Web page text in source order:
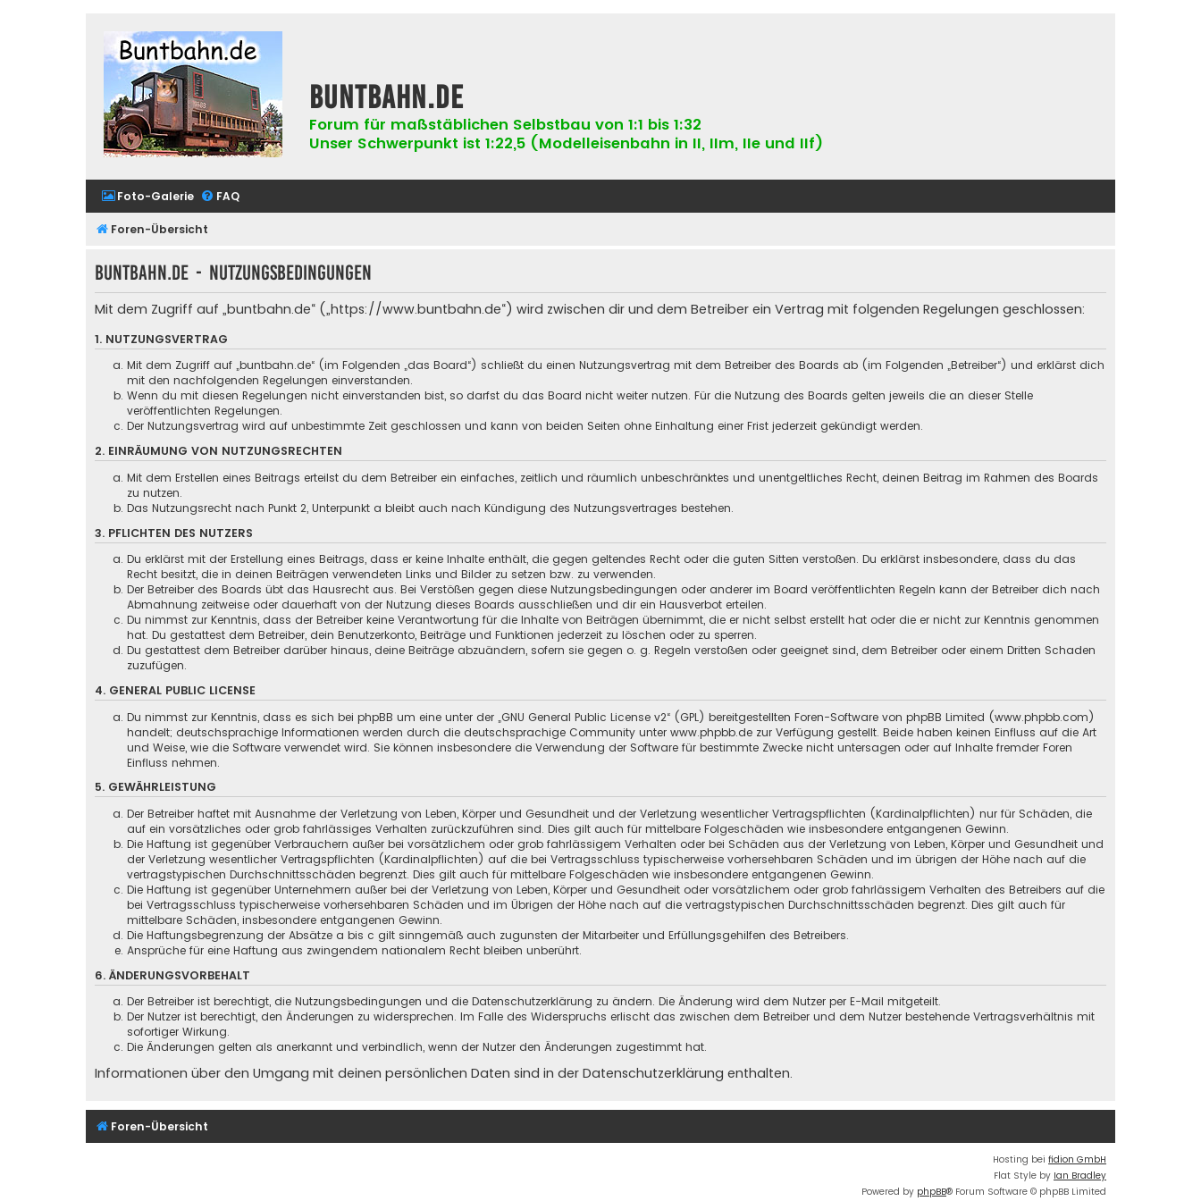
buntbahn.de
Forum für maßstäblichen Selbstbau von 1:1 bis 1:32
Unser Schwerpunkt ist 1:22,5 (Modelleisenbahn in II, IIm, IIe und IIf)
Foto-Galerie FAQ
Foren-Übersicht
buntbahn.de - Nutzungsbedingungen
Mit dem Zugriff auf „buntbahn.de“ („https://www.buntbahn.de“) wird zwischen dir und dem Betreiber ein Vertrag mit folgenden Regelungen geschlossen:
1. NUTZUNGSVERTRAG
Mit dem Zugriff auf „buntbahn.de“ (im Folgenden „das Board“) schließt du einen Nutzungsvertrag mit dem Betreiber des Boards ab (im Folgenden „Betreiber“) und erklärst dich
mit den nachfolgenden Regelungen einverstanden.
Wenn du mit diesen Regelungen nicht einverstanden bist, so darfst du das Board nicht weiter nutzen. Für die Nutzung des Boards gelten jeweils die an dieser Stelle
veröffentlichten Regelungen.
Der Nutzungsvertrag wird auf unbestimmte Zeit geschlossen und kann von beiden Seiten ohne Einhaltung einer Frist jederzeit gekündigt werden.
2. EINRÄUMUNG VON NUTZUNGSRECHTEN
Mit dem Erstellen eines Beitrags erteilst du dem Betreiber ein einfaches, zeitlich und räumlich unbeschränktes und unentgeltliches Recht, deinen Beitrag im Rahmen des Boards
zu nutzen.
Das Nutzungsrecht nach Punkt 2, Unterpunkt a bleibt auch nach Kündigung des Nutzungsvertrages bestehen.
3. PFLICHTEN DES NUTZERS
Du erklärst mit der Erstellung eines Beitrags, dass er keine Inhalte enthält, die gegen geltendes Recht oder die guten Sitten verstoßen. Du erklärst insbesondere, dass du das
Recht besitzt, die in deinen Beiträgen verwendeten Links und Bilder zu setzen bzw. zu verwenden.
Der Betreiber des Boards übt das Hausrecht aus. Bei Verstößen gegen diese Nutzungsbedingungen oder anderer im Board veröffentlichten Regeln kann der Betreiber dich nach
Abmahnung zeitweise oder dauerhaft von der Nutzung dieses Boards ausschließen und dir ein Hausverbot erteilen.
Du nimmst zur Kenntnis, dass der Betreiber keine Verantwortung für die Inhalte von Beiträgen übernimmt, die er nicht selbst erstellt hat oder die er nicht zur Kenntnis genommen
hat. Du gestattest dem Betreiber, dein Benutzerkonto, Beiträge und Funktionen jederzeit zu löschen oder zu sperren.
Du gestattest dem Betreiber darüber hinaus, deine Beiträge abzuändern, sofern sie gegen o. g. Regeln verstoßen oder geeignet sind, dem Betreiber oder einem Dritten Schaden
zuzufügen.
4. GENERAL PUBLIC LICENSE
Du nimmst zur Kenntnis, dass es sich bei phpBB um eine unter der „GNU General Public License v2“ (GPL) bereitgestellten Foren-Software von phpBB Limited (www.phpbb.com)
handelt; deutschsprachige Informationen werden durch die deutschsprachige Community unter www.phpbb.de zur Verfügung gestellt. Beide haben keinen Einfluss auf die Art
und Weise, wie die Software verwendet wird. Sie können insbesondere die Verwendung der Software für bestimmte Zwecke nicht untersagen oder auf Inhalte fremder Foren
Einfluss nehmen.
5. GEWÄHRLEISTUNG
Der Betreiber haftet mit Ausnahme der Verletzung von Leben, Körper und Gesundheit und der Verletzung wesentlicher Vertragspflichten (Kardinalpflichten) nur für Schäden, die
auf ein vorsätzliches oder grob fahrlässiges Verhalten zurückzuführen sind. Dies gilt auch für mittelbare Folgeschäden wie insbesondere entgangenen Gewinn.
Die Haftung ist gegenüber Verbrauchern außer bei vorsätzlichem oder grob fahrlässigem Verhalten oder bei Schäden aus der Verletzung von Leben, Körper und Gesundheit und
der Verletzung wesentlicher Vertragspflichten (Kardinalpflichten) auf die bei Vertragsschluss typischerweise vorhersehbaren Schäden und im übrigen der Höhe nach auf die
vertragstypischen Durchschnittsschäden begrenzt. Dies gilt auch für mittelbare Folgeschäden wie insbesondere entgangenen Gewinn.
Die Haftung ist gegenüber Unternehmern außer bei der Verletzung von Leben, Körper und Gesundheit oder vorsätzlichem oder grob fahrlässigem Verhalten des Betreibers auf die
bei Vertragsschluss typischerweise vorhersehbaren Schäden und im Übrigen der Höhe nach auf die vertragstypischen Durchschnittsschäden begrenzt. Dies gilt auch für
mittelbare Schäden, insbesondere entgangenen Gewinn.
Die Haftungsbegrenzung der Absätze a bis c gilt sinngemäß auch zugunsten der Mitarbeiter und Erfüllungsgehilfen des Betreibers.
Ansprüche für eine Haftung aus zwingendem nationalem Recht bleiben unberührt.
6. ÄNDERUNGSVORBEHALT
Der Betreiber ist berechtigt, die Nutzungsbedingungen und die Datenschutzerklärung zu ändern. Die Änderung wird dem Nutzer per E-Mail mitgeteilt.
Der Nutzer ist berechtigt, den Änderungen zu widersprechen. Im Falle des Widerspruchs erlischt das zwischen dem Betreiber und dem Nutzer bestehende Vertragsverhältnis mit
sofortiger Wirkung.
Die Änderungen gelten als anerkannt und verbindlich, wenn der Nutzer den Änderungen zugestimmt hat.
Informationen über den Umgang mit deinen persönlichen Daten sind in der Datenschutzerklärung enthalten.
Foren-Übersicht
Hosting bei fidion GmbH
Flat Style by Ian Bradley
Powered by phpBB® Forum Software © phpBB Limited